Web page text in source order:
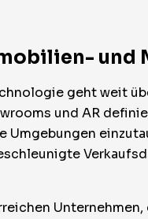
und
geht weit
und AR